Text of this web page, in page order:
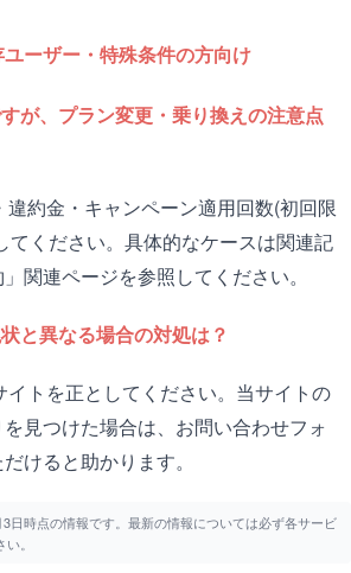
ーザー・特殊条件の方向け
が、プラン変更・乗り換えの注意点
約金・キャンペーン適用回数(初回限
てください。具体的なケースは関連記
関連ページを参照してください。
と異なる場合の対処は？
イトを正としてください。当サイトの
見つけた場合は、お問い合わせフォ
けると助かります。
日時点の情報です。最新の情報については必ず各サービ
。